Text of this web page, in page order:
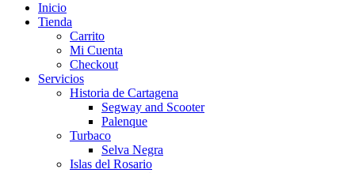
Inicio
Tienda
Carrito
Mi Cuenta
Checkout
Servicios
Historia de Cartagena
Segway and Scooter
Palenque
Turbaco
Selva Negra
Islas del Rosario